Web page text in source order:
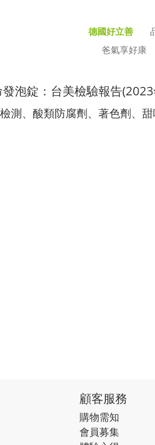
德國好立善
爸氣享好康
泡錠：台美檢驗報告
測、酸類防腐劑、著色劑、
顧客服務
購物需知
會員募集